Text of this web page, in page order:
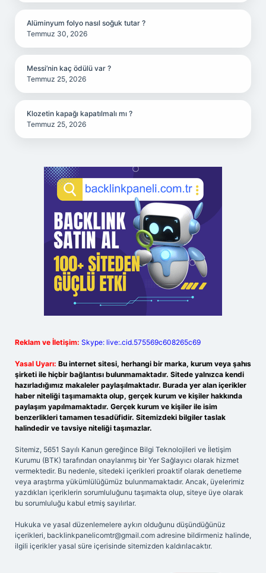
Alüminyum folyo nasıl soğuk tutar ?
Temmuz 30, 2026
Messi’nin kaç ödülü var ?
Temmuz 25, 2026
Klozetin kapağı kapatılmalı mı ?
Temmuz 25, 2026
Reklam ve İletişim: Skype: live:.cid.575569c608265c69
Yasal Uyarı: Bu internet sitesi, herhangi bir marka, kurum veya şahıs
şirketi ile hiçbir bağlantısı bulunmamaktadır. Sitede yalnızca kendi
hazırladığımız makaleler paylaşılmaktadır. Burada yer alan içerikler
haber niteliği taşımamakta olup, gerçek kurum ve kişiler hakkında
paylaşım yapılmamaktadır. Gerçek kurum ve kişiler ile isim
benzerlikleri tamamen tesadüfidir. Sitemizdeki bilgiler taslak
halindedir ve tavsiye niteliği taşımazlar.
Sitemiz, 5651 Sayılı Kanun gereğince Bilgi Teknolojileri ve İletişim
Kurumu (BTK) tarafından onaylanmış bir Yer Sağlayıcı olarak hizmet
vermektedir. Bu nedenle, sitedeki içerikleri proaktif olarak denetleme
veya araştırma yükümlülüğümüz bulunmamaktadır. Ancak, üyelerimiz
yazdıkları içeriklerin sorumluluğunu taşımakta olup, siteye üye olarak
bu sorumluluğu kabul etmiş sayılırlar.
Hukuka ve yasal düzenlemelere aykırı olduğunu düşündüğünüz
içerikleri, backlinkpanelicomtr@gmail.com adresine bildirmeniz halinde,
ilgili içerikler yasal süre içerisinde sitemizden kaldırılacaktır.